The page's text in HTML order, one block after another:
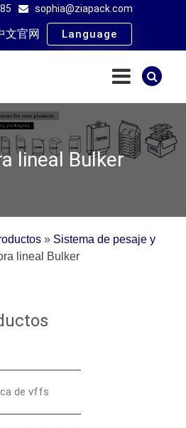
sophia@ziapack.com
文官网 Language
lineal Bulker
» Sistema de pesaje y
lineal Bulker
de vffs